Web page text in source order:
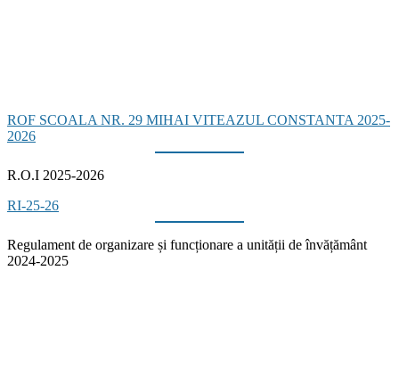
ROF SCOALA NR. 29 MIHAI VITEAZUL CONSTANTA 2025-
2026
R.O.I 2025-2026
RI-25-26
Regulament de organizare și funcționare a unității de învățământ
2024-2025